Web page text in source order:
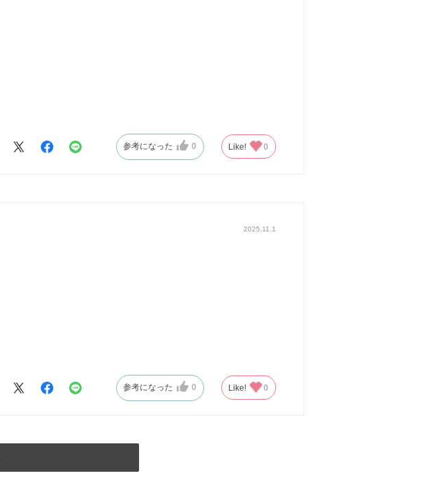
参考になった 0 Like! 0
2025.11.1
参考になった 0 Like! 0